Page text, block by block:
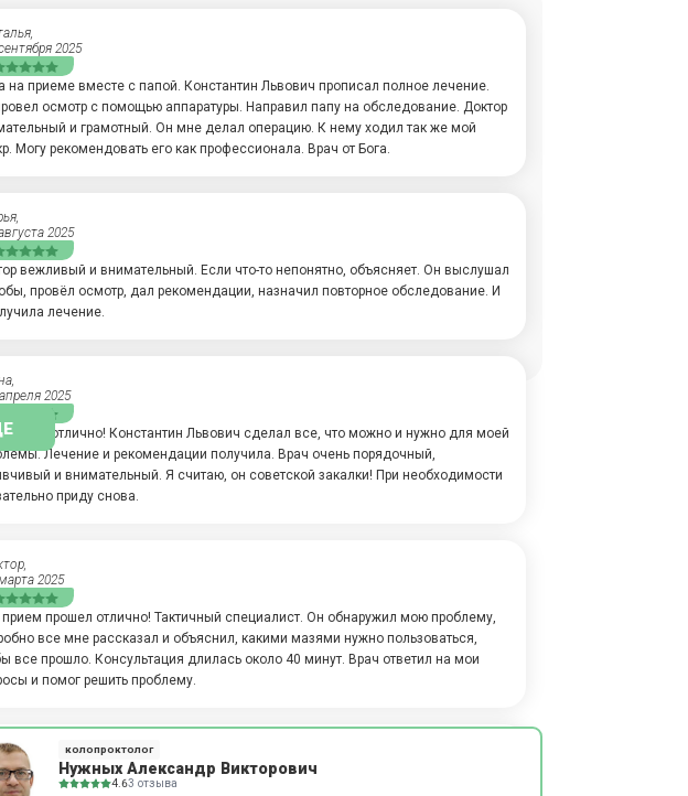
2025
на приеме вместе с папой. Константин Львович прописал полное лечение.
осмотр с помощью аппаратуры. Направил папу на обследование. Доктор
и грамотный. Он мне делал операцию. К нему ходил так же мой
Могу рекомендовать его как профессионала. Врач от Бога.
2025
вежливый и внимательный. Если что-то непонятно, объясняет. Он выслушал
провёл осмотр, дал рекомендации, назначил повторное обследование. И
лечение.
2025
прошло отлично! Константин Львович сделал все, что можно и нужно для моей
Лечение и рекомендации получила. Врач очень порядочный,
и внимательный. Я считаю, он советской закалки! При необходимости
приду снова.
2025
прошел отлично! Тактичный специалист. Он обнаружил мою проблему,
все мне рассказал и объяснил, какими мазями нужно пользоваться,
все прошло. Консультация длилась около 40 минут. Врач ответил на мои
и помог решить проблему.
2025
колопроктолог
Нужных Александр Викторович
4.63 отзыва